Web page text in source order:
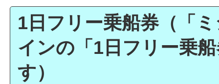
1日フリー乗船券（「
インの「1日フリー乗
す）